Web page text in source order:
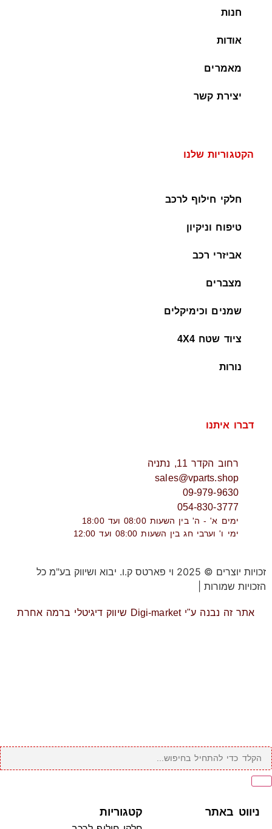
חנות
אודות
מאמרים
יצירת קשר
הקטגוריות שלנו
חלקי חילוף לרכב
טיפוח וניקיון
אביזרי רכב
מצברים
שמנים וכימיקלים
ציוד שטח 4X4
נורות
דברו איתנו
רחוב הקדר 11, נתניה
sales@vparts.shop
09-979-9630
054-830-3777
ימים א' - ה' בין השעות 08:00 ועד 18:00
ימי ו' וערבי חג בין השעות 08:00 ועד 12:00
זכויות יוצרים © 2025 וי פארטס ק.ו. יבוא ושיווק בע"מ כל
הזכויות שמורות |
אתר זה נבנה ע"י Digi-market שיווק דיגיטלי ברמה אחרת
ניווט באתר קטגוריות